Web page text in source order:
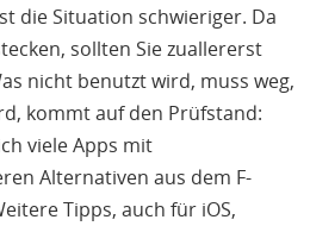
die Situation schwieriger. Da
sollten Sie zuallererst
nicht benutzt wird, muss weg,
kommt auf den Prüfstand:
viele Apps mit
Alternativen aus dem F-
Tipps, auch für iOS,